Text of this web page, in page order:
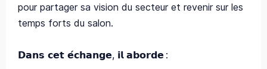
pour partager sa vision du secteur et revenir sur les
temps forts du salon.
𝗗𝗮𝗻𝘀 𝗰𝗲𝘁 𝗲́𝗰𝗵𝗮𝗻𝗴𝗲, 𝗶𝗹 𝗮𝗯𝗼𝗿𝗱𝗲 :